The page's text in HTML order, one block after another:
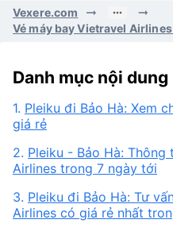
Vexere.com
Vé máy bay Vietravel
Danh mục nội dung
1. Pleiku đi Bảo Hà: Xem
giá rẻ
2. Pleiku - Bảo Hà:
Airlines trong 7 ngày tới
3. Pleiku đi Bảo Hà: Tư
Airlines có giá rẻ nhất